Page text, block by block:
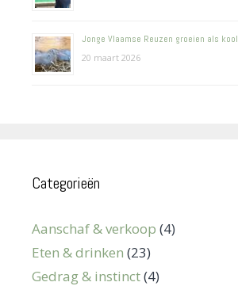
Jonge Vlaamse Reuzen groeien als kool
20 maart 2026
Categorieën
Aanschaf & verkoop (4)
Eten & drinken (23)
Gedrag & instinct(4)